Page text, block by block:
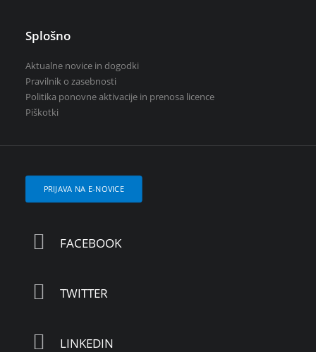
Splošno
Aktualne novice in dogodki
Pravilnik o zasebnosti
Politika ponovne aktivacije in prenosa licence
Piškotki
PRIJAVA NA E-NOVICE
FACEBOOK
TWITTER
LINKEDIN